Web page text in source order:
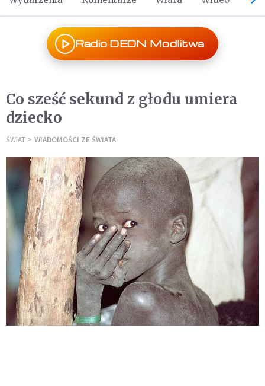
Radio DEON Modlitwa
Co sześć sekund z głodu umiera
dziecko
ŚWIAT WIADOMOŚCI ZE ŚWIATA